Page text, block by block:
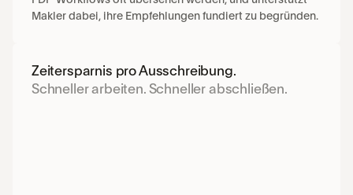
Makler dabei, ihre Empfehlungen fundiert zu begründen.
Zeitersparnis pro Ausschreibung.
Schneller arbeiten. Schneller abschließen.